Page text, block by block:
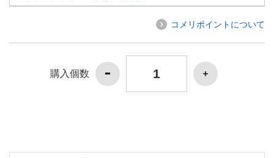
コメリポイントについて
購入個数